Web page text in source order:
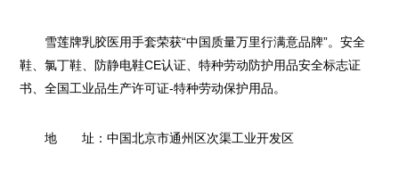
雪莲牌乳胶医用手套荣获“中国质量万里行满意品牌”。安全
鞋、氯丁鞋、防静电鞋CE认证、特种劳动防护用品安全标志证
书、全国工业品生产许可证-特种劳动保护用品。
地 址：中国北京市通州区次渠工业开发区